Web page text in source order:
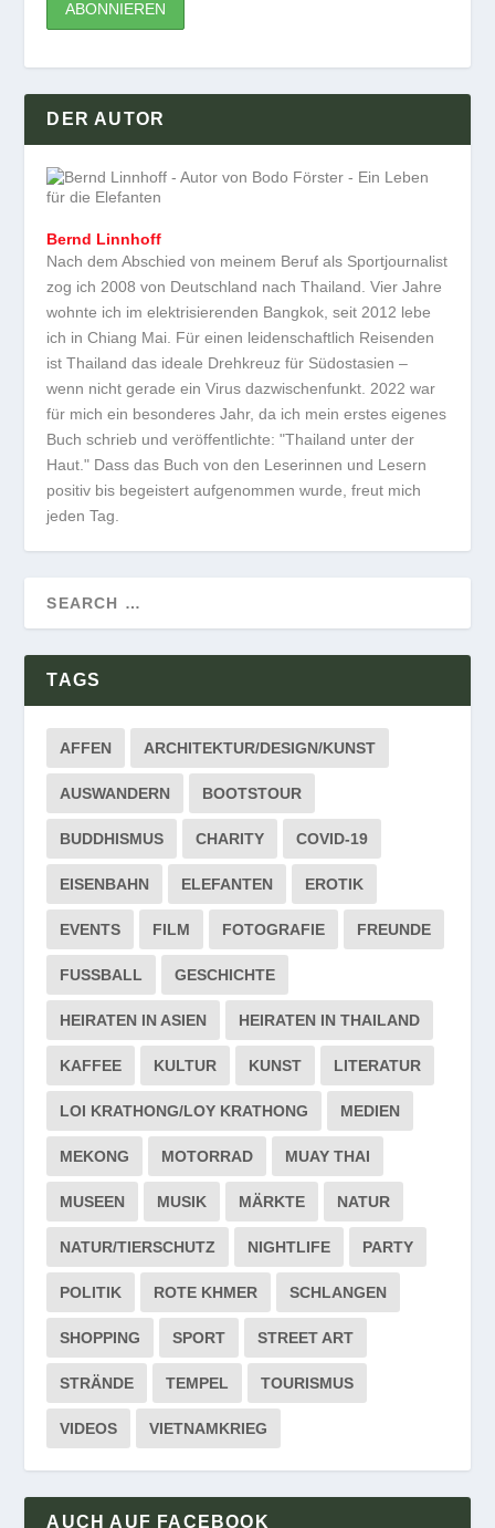
DER AUTOR
Bernd Linnhoff
Nach dem Abschied von meinem Beruf als Sportjournalist
zog ich 2008 von Deutschland nach Thailand. Vier Jahre
wohnte ich im elektrisierenden Bangkok, seit 2012 lebe
ich in Chiang Mai. Für einen leidenschaftlich Reisenden
ist Thailand das ideale Drehkreuz für Südostasien –
wenn nicht gerade ein Virus dazwischenfunkt. 2022 war
für mich ein besonderes Jahr, da ich mein erstes eigenes
Buch schrieb und veröffentlichte: "Thailand unter der
Haut." Dass das Buch von den Leserinnen und Lesern
positiv bis begeistert aufgenommen wurde, freut mich
jeden Tag.
TAGS
AFFEN ARCHITEKTUR/DESIGN/KUNST
AUSWANDERN BOOTSTOUR
BUDDHISMUS CHARITY COVID-19
EISENBAHN ELEFANTEN EROTIK
EVENTS FILM FOTOGRAFIE FREUNDE
FUSSBALL GESCHICHTE
HEIRATEN IN ASIEN HEIRATEN IN THAILAND
KAFFEE KULTUR KUNST LITERATUR
LOI KRATHONG/LOY KRATHONG MEDIEN
MEKONG MOTORRAD MUAY THAI
MUSEEN MUSIK MÄRKTE NATUR
NATUR/TIERSCHUTZ NIGHTLIFE PARTY
POLITIK ROTE KHMER SCHLANGEN
SHOPPING SPORT STREET ART
STRÄNDE TEMPEL TOURISMUS
VIDEOS VIETNAMKRIEG
AUCH AUF FACEBOOK